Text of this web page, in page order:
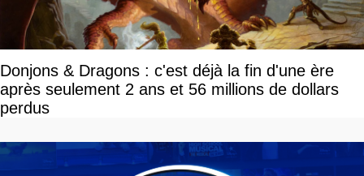
Donjons & Dragons : c'est déjà la fin d'une ère
après seulement 2 ans et 56 millions de dollars
perdus